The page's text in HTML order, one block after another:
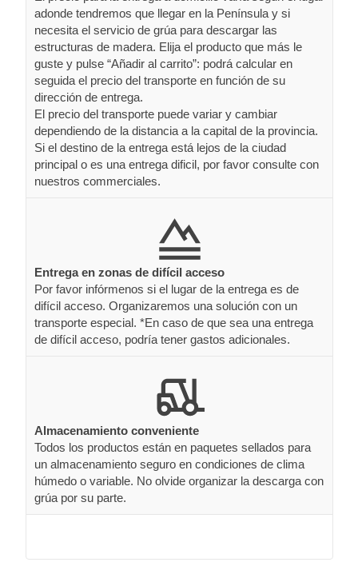
adonde tendremos que llegar en la Península y si
necesita el servicio de grúa para descargar las
estructuras de madera. Elija el producto que más le
guste y pulse “Añadir al carrito”: podrá calcular en
seguida el precio del transporte en función de su
dirección de entrega.
El precio del transporte puede variar y cambiar
dependiendo de la distancia a la capital de la provincia.
Si el destino de la entrega está lejos de la ciudad
principal o es una entrega dificil, por favor consulte con
nuestros commerciales.
Entrega en zonas de difícil acceso
Por favor infórmenos si el lugar de la entrega es de
difícil acceso. Organizaremos una solución con un
transporte especial. *En caso de que sea una entrega
de difícil acceso, podría tener gastos adicionales.
Almacenamiento conveniente
Todos los productos están en paquetes sellados para
un almacenamiento seguro en condiciones de clima
húmedo o variable. No olvide organizar la descarga con
grúa por su parte.